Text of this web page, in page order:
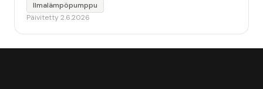
Ilmalämpöpumppu
Päivitetty 2.6.2026